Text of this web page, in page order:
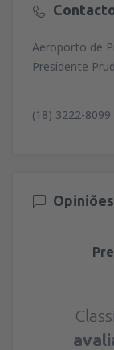
Aeroporto de
Presidente
(18) 3222-8099
Opiniões